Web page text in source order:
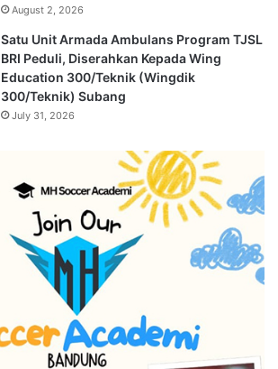
August 2, 2026
Satu Unit Armada Ambulans Program TJSL
BRI Peduli, Diserahkan Kepada Wing
Education 300/Teknik (Wingdik
300/Teknik) Subang
July 31, 2026